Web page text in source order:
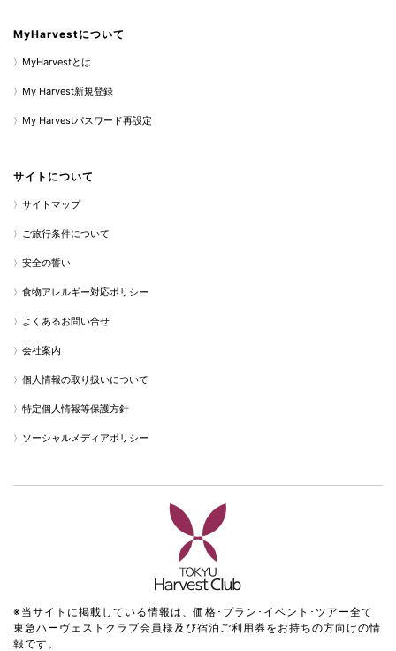
MyHarvestについて
MyHarvestとは
My Harvest新規登録
My Harvestパスワード再設定
サイトについて
サイトマップ
ご旅行条件について
安全の誓い
食物アレルギー対応ポリシー
よくあるお問い合せ
会社案内
個人情報の取り扱いについて
特定個人情報等保護方針
ソーシャルメディアポリシー
※当サイトに掲載している情報は、価格･プラン･イベント･ツアー全て
東急ハーヴェストクラブ会員様及び宿泊ご利用券をお持ちの方向けの情
報です。